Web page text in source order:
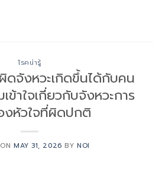
โรคน่ารู้
ดจังหวะเกิดขึ้นได้กับคน
ข้าใจเกี่ยวกับจังหวะการ
งหัวใจที่ผิดปกติ
MAY 31, 2026 BY NOI